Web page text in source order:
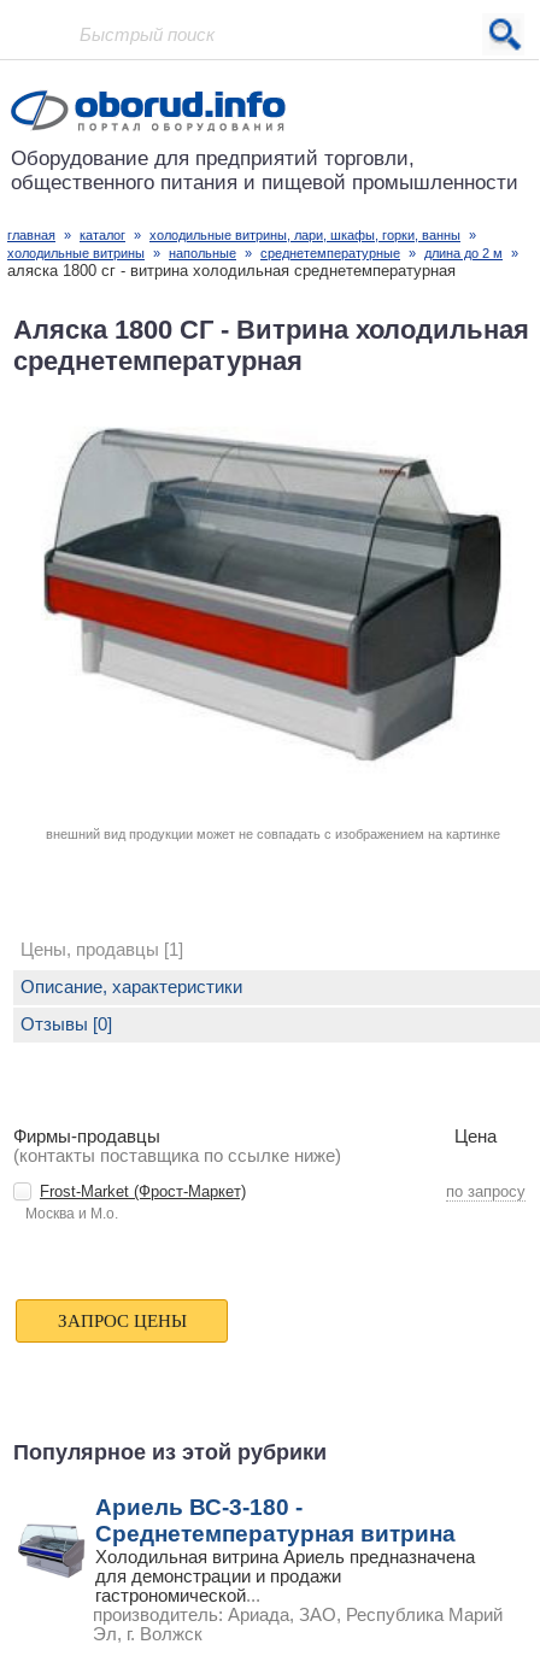
Проект основан в 2001 году
Оборудование для предприятий торговли,
общественного питания и пищевой промышленности
главная » каталог » холодильные витрины, лари, шкафы, горки, ванны »
холодильные витрины » напольные » среднетемпературные » длина до 2 м »
аляска 1800 сг - витрина холодильная среднетемпературная
Аляска 1800 СГ - Витрина холодильная
среднетемпературная
внешний вид продукции может не совпадать с изображением на картинке
Цены, продавцы [1]
Фирмы-продавцы
(контакты поставщика по ссылке ниже)
Цена
Frost-Market (Фрост-Маркет) по запросу
Москва и М.о.
Описание, характеристики
Отзывы [0]
Популярное из этой рубрики
Ариель ВС-3-180 -
Среднетемпературная витрина
Холодильная витрина Ариель предназначена
для демонстрации и продажи
гастрономической...
производитель: Ариада, ЗАО, Республика Марий
Эл, г. Волжск